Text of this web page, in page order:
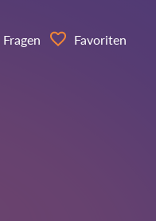
Fragen Favoriten